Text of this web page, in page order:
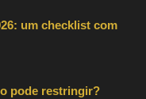
um checklist com
pode restringir?